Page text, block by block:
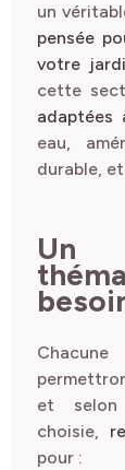
un
pensée
votre
cette
adaptées
eau,
durable,
Un
et selon
choisie,
pour :